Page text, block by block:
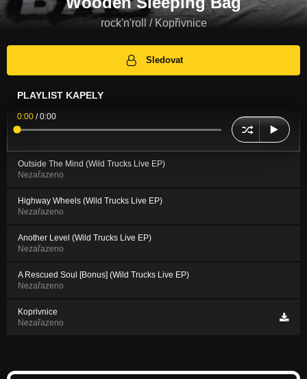
rock'n'roll / Kopřivnice
Sledovat
PLAYLIST KAPELY
0:00 /0:00
Outside The Mind (Wild Trucks Live EP)
Nezařazeno
Highway Wheels (Wild Trucks Live EP)
Nezařazeno
Another Level (Wild Trucks Live EP)
Nezařazeno
A Rescued Soul [Bonus] (Wild Trucks Live EP)
Nezařazeno
Koprivnice
Nezařazeno